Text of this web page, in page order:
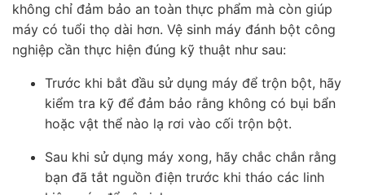
không chỉ đảm bảo an toàn thực phẩm mà còn giúp
máy có tuổi thọ dài hơn. Vệ sinh máy đánh bột công
nghiệp cần thực hiện đúng kỹ thuật như sau:
Trước khi bắt đầu sử dụng máy để trộn bột, hãy
kiểm tra kỹ để đảm bảo rằng không có bụi bẩn
hoặc vật thể nào lạ rơi vào cối trộn bột.
Sau khi sử dụng máy xong, hãy chắc chắn rằng
bạn đã tắt nguồn điện trước khi tháo các linh